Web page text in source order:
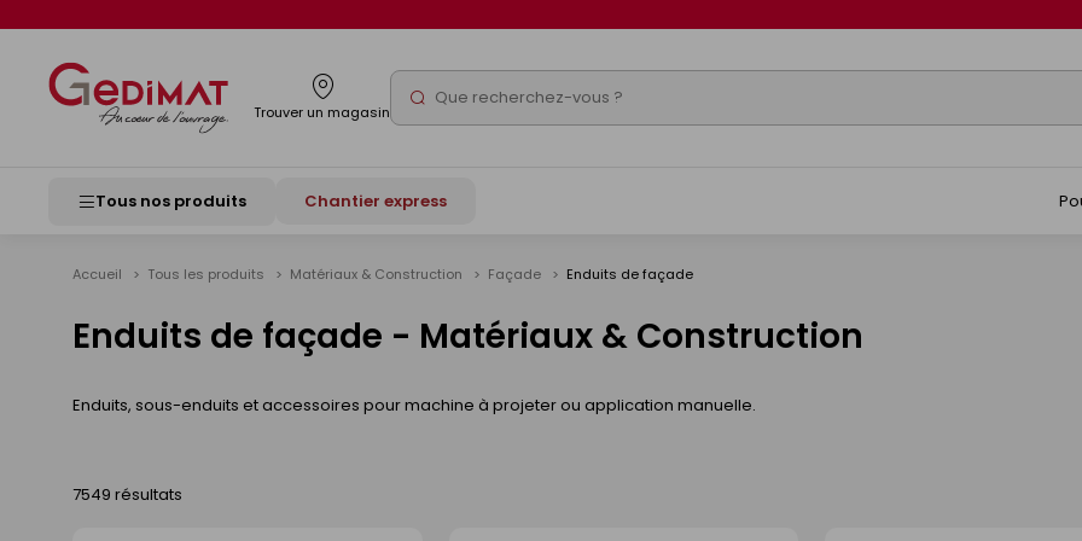
Trouver un magasin Rechercher
Tous nos produits Chantier express
Accueil Tous les produits Matériaux & Construction Façade Enduits de façade
Enduits de façade - Matériaux & Construction
Enduits, sous-enduits et accessoires pour machine à projeter ou application manuelle.
7549 résultats